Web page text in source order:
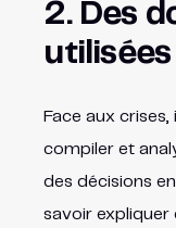
2. Des
utilisées
Face aux
compiler et
des décisions
savoir expliquer